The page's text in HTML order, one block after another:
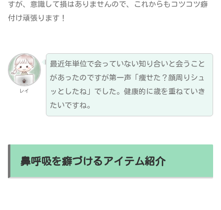
すが、意識して損はありませんので、これからもコツコツ癖
付け頑張ります！
レイ
最近年単位で会っていない知り合いと会うこと
があったのですが第一声「痩せた？顔周りシュ
ッとしたね」でした。健康的に歳を重ねていき
たいですね。
鼻呼吸を癖づけるアイテム紹介